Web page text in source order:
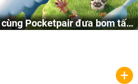
Pocketpair đưa bom tấn
chính thức từ công ty game Nhật Bản
+